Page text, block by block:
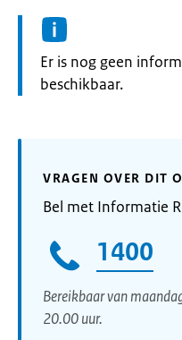
Informatie:
Er is nog geen
beschikbaar.
VRAGEN OVER DIT
Bel met Informatie
1400
Bereikbaar van
20.00 uur.